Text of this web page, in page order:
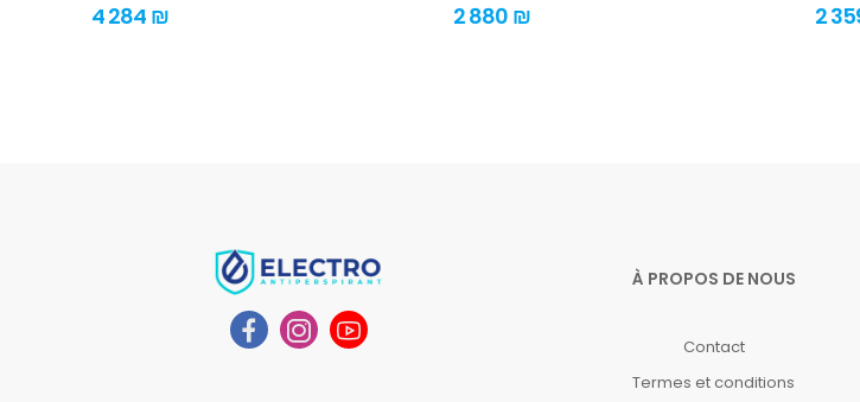
4 284 ₪ 2 880 ₪ 2
À PROPOS DE NOUS
Contact
Termes et conditions